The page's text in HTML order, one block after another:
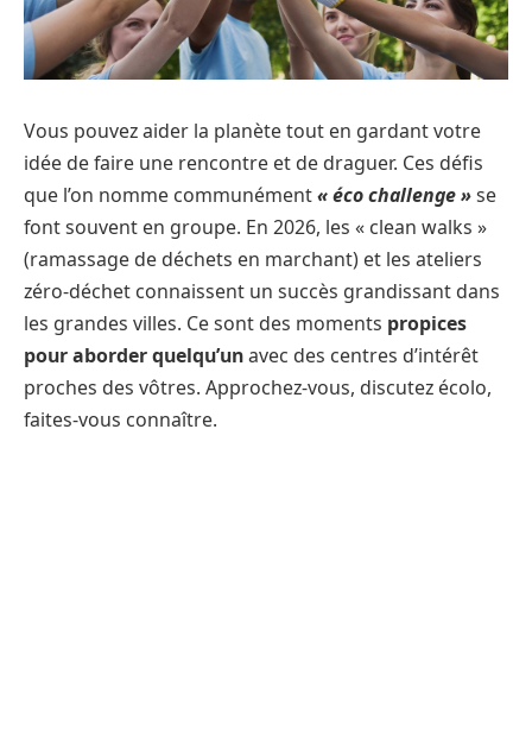
Vous pouvez aider la planète tout en gardant votre
idée de faire une rencontre et de draguer. Ces défis
que l’on nomme communément« éco challenge »se
font souvent en groupe. En 2026, les « clean walks »
(ramassage de déchets en marchant) et les ateliers
zéro-déchet connaissent un succès grandissant dans
les grandes villes. Ce sont des moments propices
pour aborder quelqu’unavec des centres d’intérêt
proches des vôtres. Approchez-vous, discutez écolo,
faites-vous connaître.